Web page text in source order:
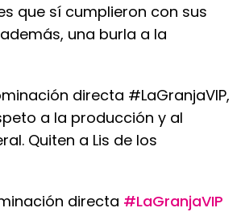
que sí cumplieron con sus
una burla a la
directa #LaGranjaVIP,
a la producción y al
Quiten a Lis de los
directa #LaGranjaVIP